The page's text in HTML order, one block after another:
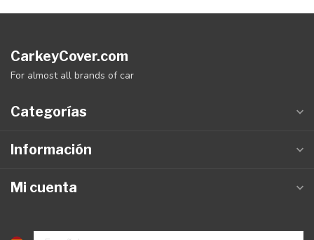
CarkeyCover.com
For almost all brands of car
Categorías
Información
Mi cuenta